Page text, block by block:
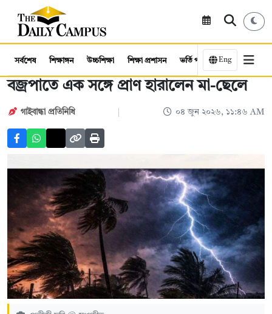
সর্বশেষ শিক্ষাঙ্গন উচ্চশিক্ষা শিক্ষা প্রশাসন ভর্তি পরীক্ষা কর্মসংস্থান
Eng
বজ্রপাতে এক সঙ্গে প্রাণ হারালেন মা-ছেলে
গাইবান্ধা প্রতিনিধি ০৪ জুন ২০২৬, ১১:৪৬ AM